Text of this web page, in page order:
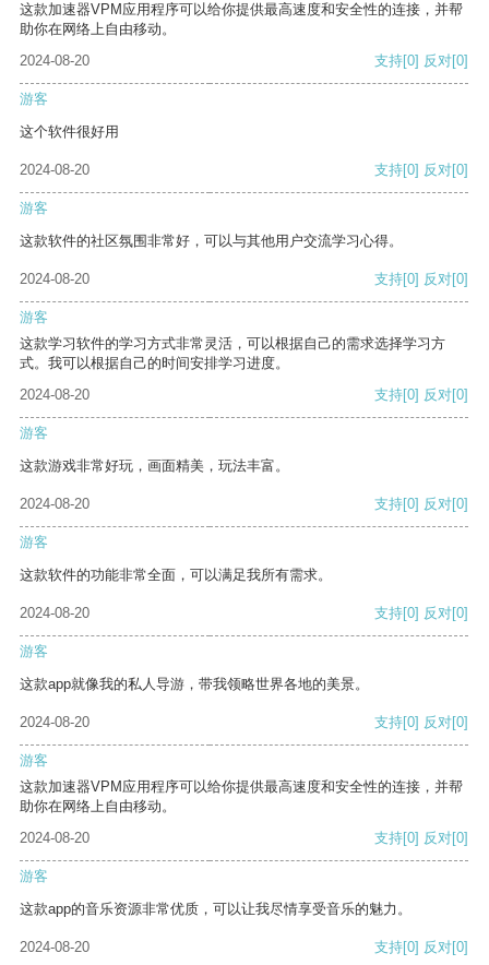
这款加速器VPM应用程序可以给你提供最高速度和安全性的连接，并帮
助你在网络上自由移动。
2024-08-20
支持[0] 反对[0]
游客
这个软件很好用
2024-08-20 支持[0] 反对[0]
游客
这款软件的社区氛围非常好，可以与其他用户交流学习心得。
2024-08-20 支持[0] 反对[0]
游客
这款学习软件的学习方式非常灵活，可以根据自己的需求选择学习方
式。我可以根据自己的时间安排学习进度。
2024-08-20
支持[0] 反对[0]
游客
这款游戏非常好玩，画面精美，玩法丰富。
2024-08-20 支持[0] 反对[0]
游客
这款软件的功能非常全面，可以满足我所有需求。
2024-08-20 支持[0] 反对[0]
游客
这款app就像我的私人导游，带我领略世界各地的美景。
2024-08-20 支持[0] 反对[0]
游客
这款加速器VPM应用程序可以给你提供最高速度和安全性的连接，并帮
助你在网络上自由移动。
2024-08-20
支持[0] 反对[0]
游客
这款app的音乐资源非常优质，可以让我尽情享受音乐的魅力。
2024-08-20 支持[0] 反对[0]